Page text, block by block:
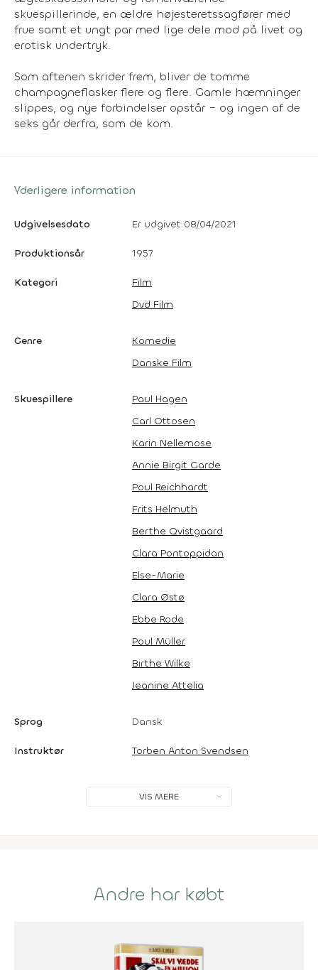
skuespillerinde, en ældre højesteretssagfører med
frue samt et ungt par med lige dele mod på livet og
erotisk undertryk.
Som aftenen skrider frem, bliver de tomme
champagneflasker flere og flere. Gamle hæmninger
slippes, og nye forbindelser opstår – og ingen af de
seks går derfra, som de kom.
Yderligere information
Udgivelsesdato Er udgivet 08/04/2021
Produktionsår 1957
Kategori
Film
Dvd Film
Genre
Komedie
Danske Film
Skuespillere
Paul Hagen
Carl Ottosen
Karin Nellemose
Annie Birgit Garde
Poul Reichhardt
Frits Helmuth
Berthe Qvistgaard
Clara Pontoppidan
Else-Marie
Clara Østø
Ebbe Rode
Poul Müller
Birthe Wilke
Jeanine Attelia
Sprog Dansk
Instruktør Torben Anton Svendsen
VIS MERE
Andre har købt